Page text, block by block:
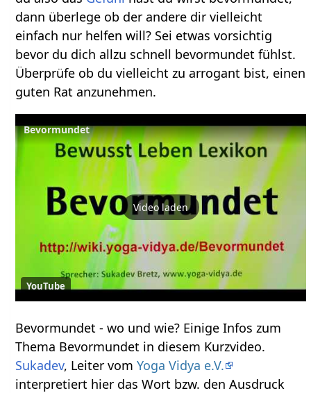
dann überlege ob der andere dir vielleicht
einfach nur helfen will? Sei etwas vorsichtig
bevor du dich allzu schnell bevormundet fühlst.
Überprüfe ob du vielleicht zu arrogant bist, einen
guten Rat anzunehmen.
Bevormundet
Video laden
YouTube
Bevormundet‏‎ - wo und wie? Einige Infos zum
Thema Bevormundet‏‎ in diesem Kurzvideo.
Sukadev, Leiter vomYoga Vidya e.V.
interpretiert hier das Wort bzw. den Ausdruck